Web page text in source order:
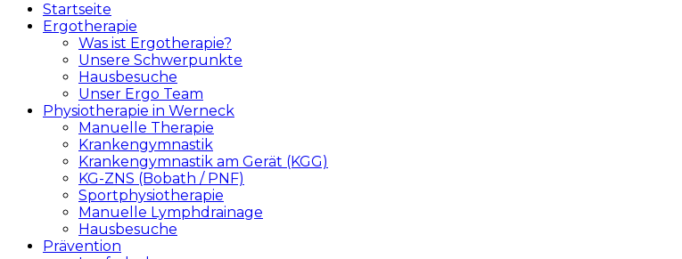
Startseite
Ergotherapie
Was ist Ergotherapie?
Unsere Schwerpunkte
Hausbesuche
Unser Ergo Team
Physiotherapie in Werneck
Manuelle Therapie
Krankengymnastik
Krankengymnastik am Gerät (KGG)
KG-ZNS (Bobath / PNF)
Sportphysiotherapie
Manuelle Lymphdrainage
Hausbesuche
Prävention